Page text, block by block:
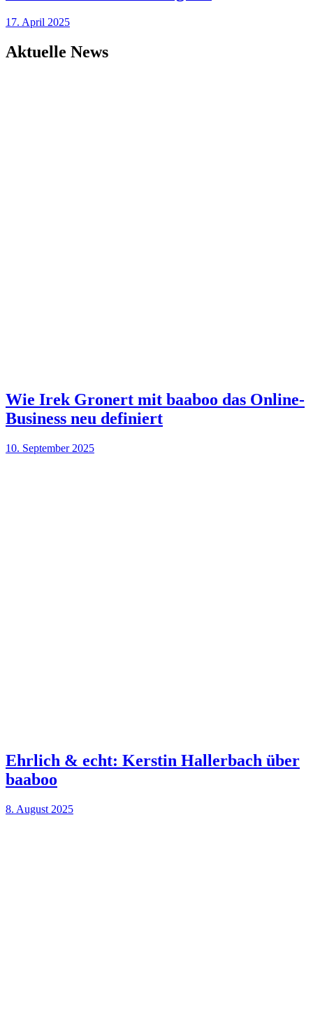
17. April 2025
Aktuelle News
Wie Irek Gronert mit baaboo das Online-
Business neu definiert
10. September 2025
Ehrlich & echt: Kerstin Hallerbach über
baaboo
8. August 2025